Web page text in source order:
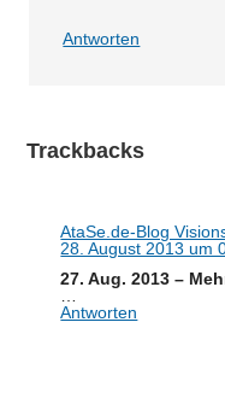
Antworten
Trackbacks
AtaSe.de-Blog
28. August 2013 um
27. Aug. 2013 –
Antworten